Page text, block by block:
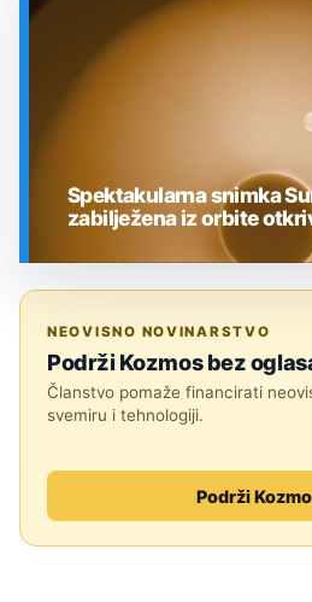
Spektakularna snimka
zabilježena iz orbite
NEOVISNO NOVINARSTVO
Podrži Kozmos bez
Članstvo pomaže financirati
svemiru i tehnologiji.
Podrži